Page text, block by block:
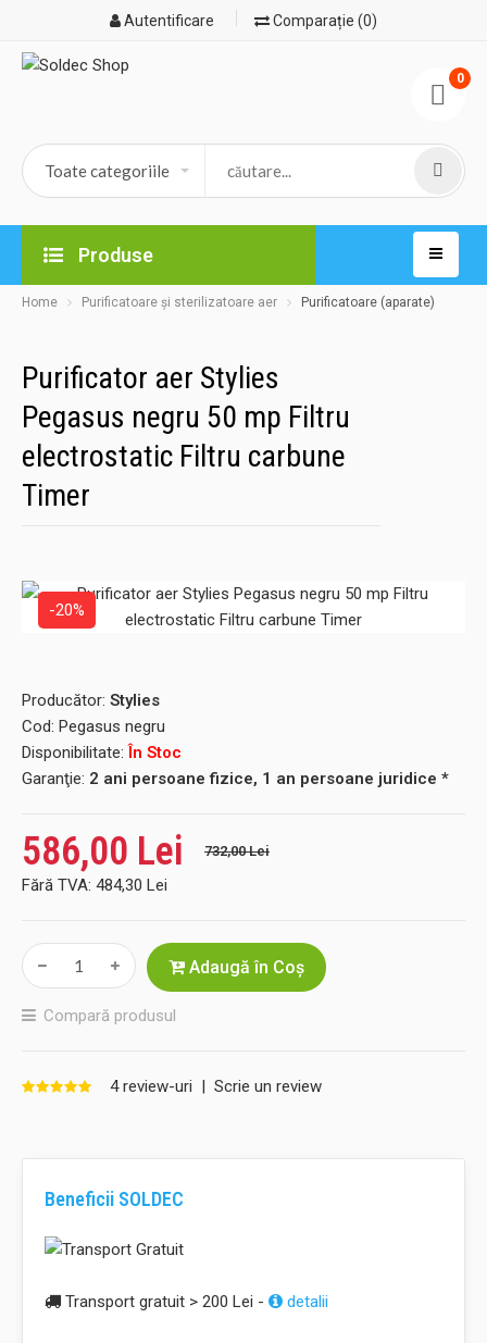
Autentificare Comparație (0)
0
Produse
Home Purificatoare și sterilizatoare aer Purificatoare (aparate)
Purificator aer Stylies
Pegasus negru 50 mp Filtru
electrostatic Filtru carbune
Timer
-20%
Producător: Stylies
Cod: Pegasus negru
Disponibilitate: În Stoc
Garanţie: 2 ani persoane fizice, 1 an persoane juridice *
586,00 Lei 732,00 Lei
Fără TVA: 484,30 Lei
Adaugă în Coş
Compară produsul
4 review-uri | Scrie un review
Beneficii SOLDEC
Transport gratuit > 200 Lei - detalii